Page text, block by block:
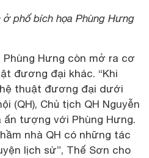
phố bích họa Phùng Hưng
Hưng còn mở ra cơ
đương đại khác. “Khi
thuật đương đại dưới
(QH), Chủ tịch QH Nguyễn
ấn tượng với Phùng Hưng.
nhà QH có những tác
lịch sử”, Thế Sơn cho